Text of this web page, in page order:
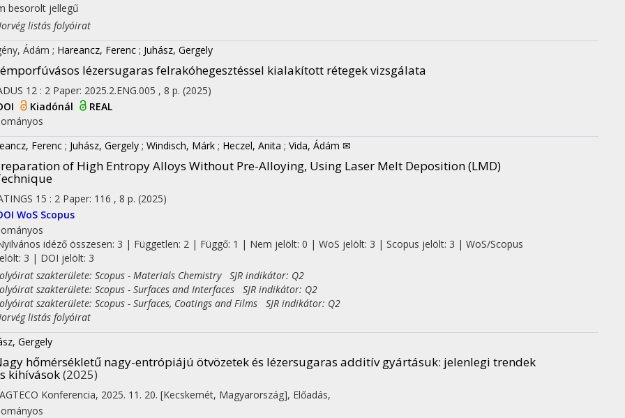
besorolt jellegű
listás folyóirat
Ádám ; Hareancz, Ferenc ; Juhász, Gergely
lézersugaras felrakóhegesztéssel kialakított rétegek vizsgálata
12 : 2 Paper: 2025.2.ENG.005 , 8 p. (2025)
Kiadónál
REAL
Ferenc ; Juhász, Gergely ; Windisch, Márk ; Heczel, Anita ; Vida, Ádám ✉
of High Entropy Alloys Without Pre-Alloying, Using Laser Melt Deposition (LMD)
15 : 2 Paper: 116 , 8 p. (2025)
WoS Scopus
idéző összesen: 3 | Független: 2 | Függő: 1 | Nem jelölt: 0 | WoS jelölt: 3 | Scopus jelölt: 3 | WoS/Scopus
3 | DOI jelölt: 3
szakterülete: Scopus - Materials Chemistry SJR indikátor: Q2
szakterülete: Scopus - Surfaces and Interfaces SJR indikátor: Q2
szakterülete: Scopus - Surfaces, Coatings and Films SJR indikátor: Q2
listás folyóirat
Gergely
hőmérsékletű nagy-entrópiájú ötvözetek és lézersugaras additív gyártásuk: jelenlegi trendek
kihívások(2025)
Konferencia, 2025. 11. 20. [Kecskemét, Magyarország], Előadás,